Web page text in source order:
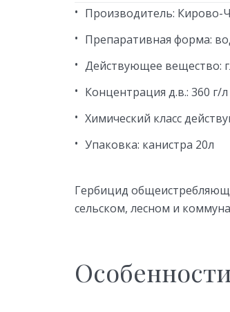
Производитель: Кирово-
Препаративная форма:
Действующее вещество:
Концентрация д.в.: 360 г/
Химический класс
Упаковка: канистра 20л
Гербицид
сельском, лесном и